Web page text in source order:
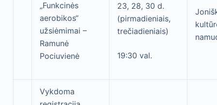
„Funkcinės
aerobikos“
užsiėmimai –
Ramunė
Pociuvienė
23, 28, 30 d.
(pirmadieniais,
trečiadieniais)
19:30 val.
Vykdoma